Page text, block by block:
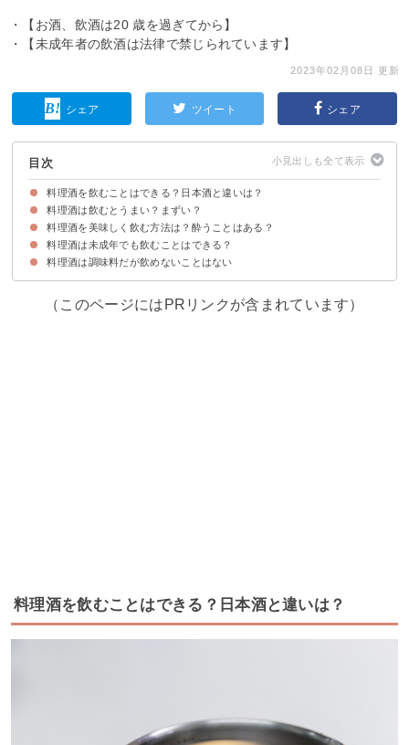
・【お酒、飲酒は20 歳を過ぎてから】
・【未成年者の飲酒は法律で禁じられています】
2023年02月08日 更新
シェア ツイート シェア
目次
料理酒を飲むことはできる？日本酒と違いは？
料理酒と日本酒の違いを知っておこう
料理酒は飲むこと自体はできる
料理酒は飲むとうまい？まずい？
料理酒をそのまま飲んでも美味しくない
料理酒を美味しく飲む方法は？酔うことはある？
①他の飲み物で割って飲む
②比較的飲みやすく作られた料理酒を選ぶ
③料理酒でも酔うことは可能
料理酒は未成年でも飲むことはできる？
料理酒を未成年が飲むことはNGだが料理に使う分はOK
料理酒は調味料だが飲めないことはない
（このページにはPRリンクが含まれています）
料理酒を飲むことはできる？日本酒と違いは？